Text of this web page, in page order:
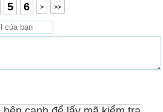
5 6 > >>